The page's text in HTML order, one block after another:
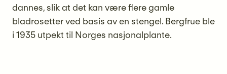
dannes, slik at det kan være flere gamle
bladrosetter ved basis av en stengel. Bergfrue ble
i 1935 utpekt til Norges nasjonalplante.